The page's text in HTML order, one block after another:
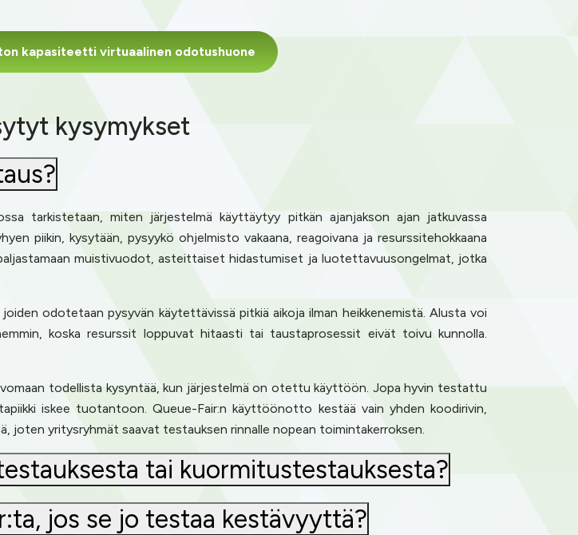
kapasiteetti virtuaalinen odotushuone
kysymykset
tarkistetaan, miten järjestelmä käyttäytyy pitkän ajanjakson ajan jatkuvassa
piikin, kysytään, pysyykö ohjelmisto vakaana, reagoivana ja resurssitehokkaana
muistivuodot, asteittaiset hidastumiset ja luotettavuusongelmat, jotka
odotetaan pysyvän käytettävissä pitkiä aikoja ilman heikkenemistä. Alusta voi
koska resurssit loppuvat hitaasti tai taustaprosessit eivät toivu kunnolla.
todellista kysyntää, kun järjestelmä on otettu käyttöön. Jopa hyvin testattu
iskee tuotantoon. Queue-Fair:n käyttöönotto kestää vain yhden koodirivin,
yritysryhmät saavat testauksen rinnalle nopean toimintakerroksen.
tai kuormitustestauksesta?
jos se jo testaa kestävyyttä?